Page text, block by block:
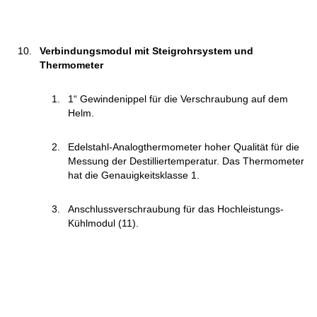
Verbindungsmodul mit Steigrohrsystem und
Thermometer
1“ Gewindenippel für die Verschraubung auf dem
Helm.
Edelstahl-Analogthermometer hoher Qualität für die
Messung der Destilliertemperatur. Das Thermometer
hat die Genauigkeitsklasse 1.
Anschlussverschraubung für das Hochleistungs-
Kühlmodul (11).